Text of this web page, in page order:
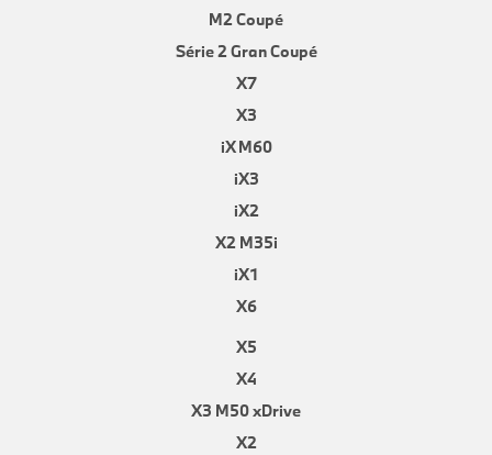
M2 Coupé
Série 2 Gran Coupé
X7
X3
iX M60
iX3
iX2
X2 M35i
iX1
X6
X5
X4
X3 M50 xDrive
X2